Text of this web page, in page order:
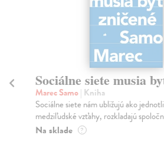
Sociálne siete musia
Marec Samo| Kniha
Sociálne siete nám ubližujú ako
medziľudské vzťahy, rozkladajú
Na sklade ?